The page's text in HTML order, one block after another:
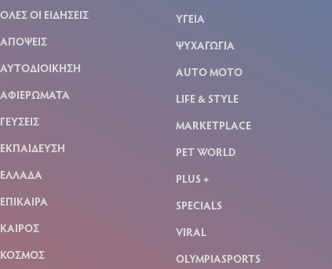
ΟΛΕΣ ΟΙ ΕΙΔΗΣΕΙΣ
ΑΠΟΨΕΙΣ
ΑΥΤΟΔΙΟΙΚΗΣΗ
ΑΦΙΕΡΩΜΑΤΑ
ΓΕΥΣΕΙΣ
ΕΚΠΑΙΔΕΥΣΗ
ΕΛΛΑΔΑ
ΕΠΙΚΑΙΡΑ
ΚΑΙΡΟΣ
ΚΟΣΜΟΣ
ΥΓΕΙΑ
ΨΥΧΑΓΩΓΙΑ
AUTO MOTO
LIFE & STYLE
MARKETPLACE
PET WORLD
PLUS +
SPECIALS
VIRAL
OLYMPIASPORTS